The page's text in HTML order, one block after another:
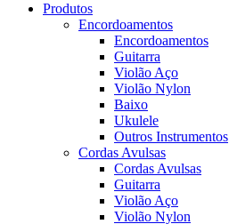
Produtos
Encordoamentos
Encordoamentos
Guitarra
Violão Aço
Violão Nylon
Baixo
Ukulele
Outros Instrumentos
Cordas Avulsas
Cordas Avulsas
Guitarra
Violão Aço
Violão Nylon